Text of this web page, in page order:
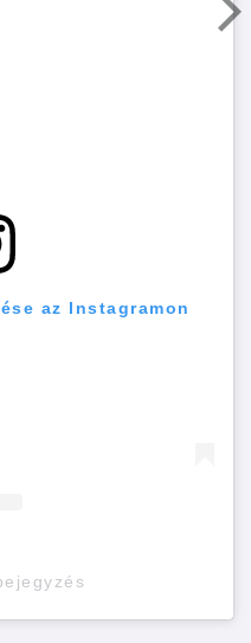
az Instagramon